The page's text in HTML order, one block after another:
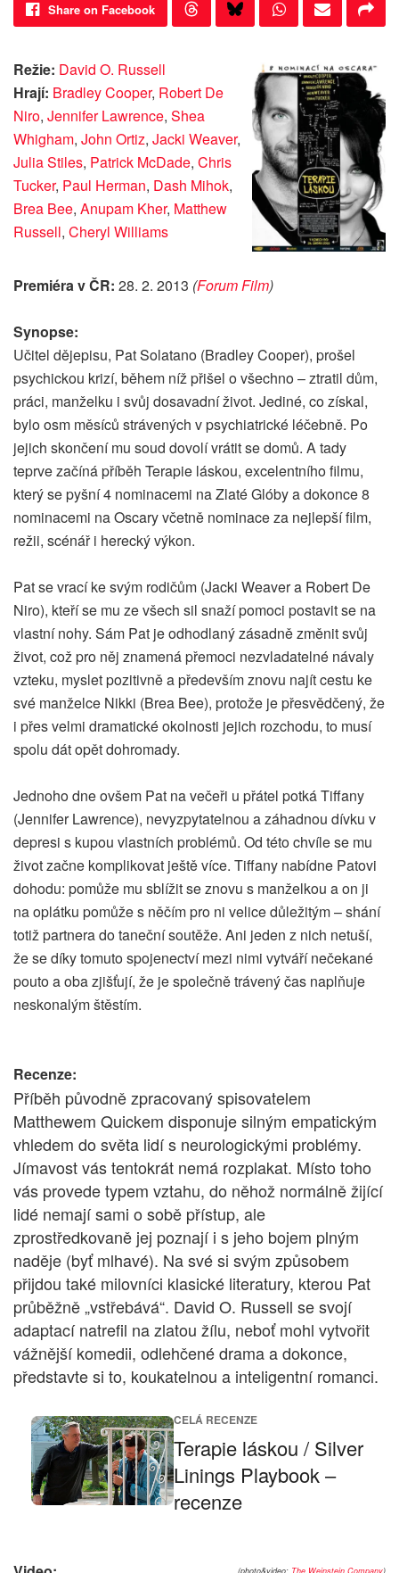
Share on Facebook
Režie: David O. Russell
Hrají: Bradley Cooper, Robert De
Niro, Jennifer Lawrence, Shea
Whigham, John Ortiz, Jacki Weaver,
Julia Stiles, Patrick McDade, Chris
Tucker, Paul Herman, Dash Mihok,
Brea Bee, Anupam Kher, Matthew
Russell, Cheryl Williams
Premiéra v ČR: 28. 2. 2013 (Forum Film)
Synopse:
Učitel dějepisu, Pat Solatano (Bradley Cooper), prošel
psychickou krizí, během níž přišel o všechno – ztratil dům,
práci, manželku i svůj dosavadní život. Jediné, co získal,
bylo osm měsíců strávených v psychiatrické léčebně. Po
jejich skončení mu soud dovolí vrátit se domů. A tady
teprve začíná příběh Terapie láskou, excelentního filmu,
který se pyšní 4 nominacemi na Zlaté Glóby a dokonce 8
nominacemi na Oscary včetně nominace za nejlepší film,
režii, scénář i herecký výkon.
Pat se vrací ke svým rodičům (Jacki Weaver a Robert De
Niro), kteří se mu ze všech sil snaží pomoci postavit se na
vlastní nohy. Sám Pat je odhodlaný zásadně změnit svůj
život, což pro něj znamená přemoci nezvladatelné návaly
vzteku, myslet pozitivně a především znovu najít cestu ke
své manželce Nikki (Brea Bee), protože je přesvědčený, že
i přes velmi dramatické okolnosti jejich rozchodu, to musí
spolu dát opět dohromady.
Jednoho dne ovšem Pat na večeři u přátel potká Tiffany
(Jennifer Lawrence), nevyzpytatelnou a záhadnou dívku v
depresi s kupou vlastních problémů. Od této chvíle se mu
život začne komplikovat ještě více. Tiffany nabídne Patovi
dohodu: pomůže mu sblížit se znovu s manželkou a on ji
na oplátku pomůže s něčím pro ni velice důležitým – shání
totiž partnera do taneční soutěže. Ani jeden z nich netuší,
že se díky tomuto spojenectví mezi nimi vytváří nečekané
pouto a oba zjišťují, že je společně trávený čas naplňuje
neskonalým štěstím.
Recenze:
Příběh původně zpracovaný spisovatelem
Matthewem Quickem disponuje silným empatickým
vhledem do světa lidí s neurologickými problémy.
Jímavost vás tentokrát nemá rozplakat. Místo toho
vás provede typem vztahu, do něhož normálně žijící
lidé nemají sami o sobě přístup, ale
zprostředkovaně jej poznají i s jeho bojem plným
naděje (byť mlhavé). Na své si svým způsobem
přijdou také milovníci klasické literatury, kterou Pat
průběžně „vstřebává“. David O. Russell se svojí
adaptací natrefil na zlatou žílu, neboť mohl vytvořit
vážnější komedii, odlehčené drama a dokonce,
představte si to, koukatelnou a inteligentní romanci.
CELÁ RECENZE
Terapie láskou / Silver
Linings Playbook –
recenze